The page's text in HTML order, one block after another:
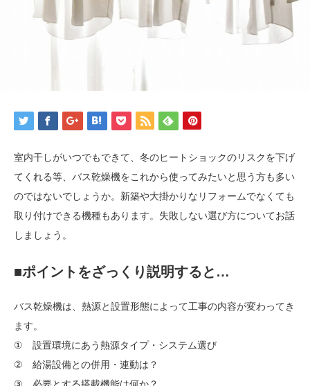
室内干しがいつでもできて、冬のヒートショックのリスクを下げ
てくれる等、バス乾燥機をこれから使ってみたいと思う方も多い
のではないでしょうか。新築や大掛かりなリフォームでなくても
取り付けできる機種もあります。失敗しない選び方についてお話
しましょう。
■ポイントをざっくり説明すると…
バス乾燥機は、熱源と設置形態によって工事の内容が変わってき
ます。
① 設置環境にあう熱源タイプ・システム選び
② 給湯設備との併用・連動は？